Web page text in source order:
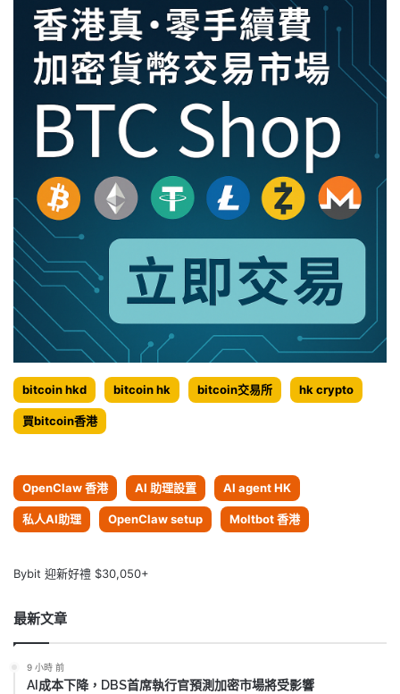
bitcoin hkd bitcoin hk bitcoin交易所 hk crypto
買bitcoin香港
OpenClaw 香港 AI 助理設置 AI agent HK
私人AI助理 OpenClaw setup Moltbot 香港
Bybit 迎新好禮 $30,050+
最新文章
9 小時 前
AI成本下降，DBS首席執行官預測加密市場將受影響